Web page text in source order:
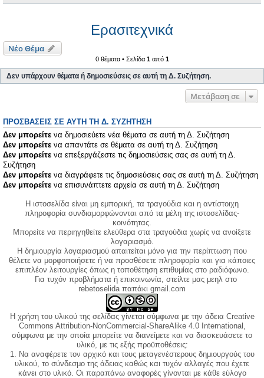
Ερασιτεχνικά
Νέο Θέμα
0 θέματα • Σελίδα 1από 1
Δεν υπάρχουν θέματα ή δημοσιεύσεις σε αυτή τη Δ. Συζήτηση.
Μετάβαση σε
ΠΡΟΣΒΆΣΕΙΣ ΣΕ ΑΥΤΉ ΤΗ Δ. ΣΥΖΉΤΗΣΗ
Δεν μπορείτε να δημοσιεύετε νέα θέματα σε αυτή τη Δ. Συζήτηση
Δεν μπορείτε να απαντάτε σε θέματα σε αυτή τη Δ. Συζήτηση
Δεν μπορείτε να επεξεργάζεστε τις δημοσιεύσεις σας σε αυτή τη Δ.
Συζήτηση
Δεν μπορείτε να διαγράφετε τις δημοσιεύσεις σας σε αυτή τη Δ. Συζήτηση
Δεν μπορείτε να επισυνάπτετε αρχεία σε αυτή τη Δ. Συζήτηση
Η ιστοσελίδα είναι μη εμπορική, τα τραγούδια και η αντίστοιχη
πληροφορία συνδιαμορφώνονται από τα μέλη της ιστοσελίδας-
κοινότητας.
Μπορείτε να περιηγηθείτε ελεύθερα στα τραγούδια χωρίς να ανοίξετε
λογαριασμό.
Η δημιουργία λογαριασμού απαιτείται μόνο για την περίπτωση που
θέλετε να μορφοποιήσετε ή να προσθέσετε πληροφορία και για κάποιες
επιπλέον λειτουργίες όπως η τοποθέτηση επιθυμίας στο ραδιόφωνο.
Για τυχόν προβλήματα ή επικοινωνία, στείλτε μας μεηλ στο
rebetoselida παπάκι gmail.com
Η χρήση του υλικού της σελίδας γίνεται σύμφωνα με την άδεια Creative
Commons Attribution-NonCommercial-ShareAlike 4.0 International,
σύμφωνα με την οποία μπορείτε να διανείμετε και να διασκευάσετε το
υλικό, με τις εξής προϋποθέσεις:
1. Να αναφέρετε τον αρχικό και τους μεταγενέστερους δημιουργούς του
υλικού, το σύνδεσμο της άδειας καθώς και τυχόν αλλαγές που έχετε
κάνει στο υλικό. Οι παραπάνω αναφορές γίνονται με κάθε εύλογο